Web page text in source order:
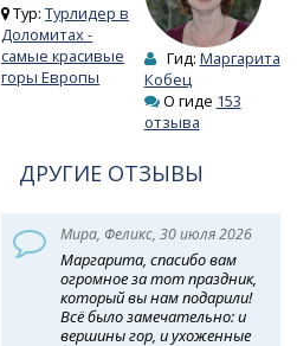
Тур:Турлидер в
Доломитах -
самые красивые
горы Европы
Гид: Маргарита
Кобец
О гиде 153
отзыва
ДРУГИЕ ОТЗЫВЫ
Мира, Феликс, 30 июля 2026
Маргарита, спасибо вам
огромное за тот праздник,
который вы нам подарили!
Всё было замечательно: и
вершины гор, и ухоженные